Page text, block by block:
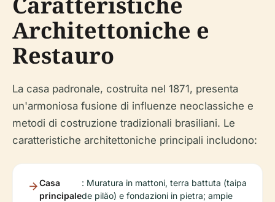
Architettoniche e
Restauro
La casa padronale, costruita nel 1871, presenta
un'armoniosa fusione di influenze neoclassiche e
metodi di costruzione tradizionali brasiliani. Le
caratteristiche architettoniche principali includono:
Casa
principale
: Muratura in mattoni, terra battuta (taipa
de pilão) e fondazioni in pietra; ampie